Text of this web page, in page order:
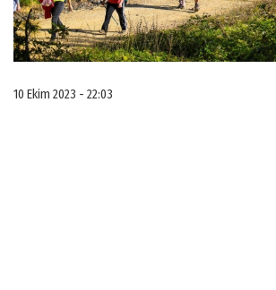
10 Ekim 2023 - 22:03